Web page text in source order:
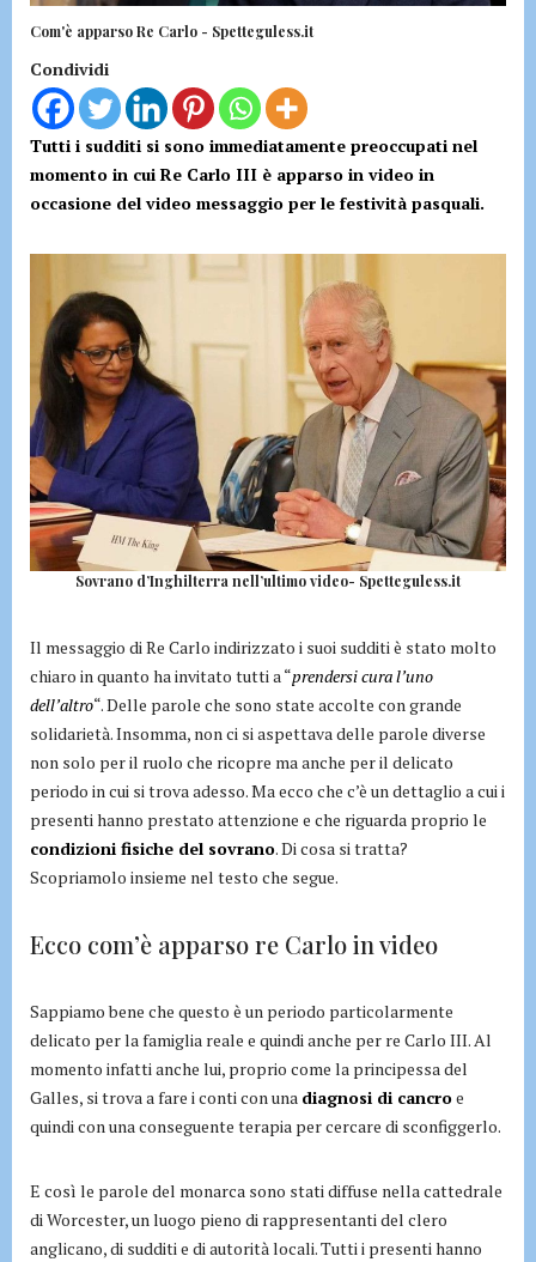
Com'è apparso Re Carlo - Spetteguless.it
Condividi
Tutti i sudditi si sono immediatamente preoccupati nel
momento in cui Re Carlo III è apparso in video in
occasione del video messaggio per le festività pasquali.
Sovrano d’Inghilterra nell’ultimo video- Spetteguless.it
Il messaggio di Re Carlo indirizzato i suoi sudditi è stato molto
chiaro in quanto ha invitato tutti a “prendersi cura l’uno
dell’altro“. Delle parole che sono state accolte con grande
solidarietà. Insomma, non ci si aspettava delle parole diverse
non solo per il ruolo che ricopre ma anche per il delicato
periodo in cui si trova adesso. Ma ecco che c’è un dettaglio a cui i
presenti hanno prestato attenzione e che riguarda proprio le
condizioni fisiche del sovrano. Di cosa si tratta?
Scopriamolo insieme nel testo che segue.
Ecco com’è apparso re Carlo in video
Sappiamo bene che questo è un periodo particolarmente
delicato per la famiglia reale e quindi anche per re Carlo III. Al
momento infatti anche lui, proprio come la principessa del
Galles, si trova a fare i conti con una diagnosi di cancroe
quindi con una conseguente terapia per cercare di sconfiggerlo.
E così le parole del monarca sono stati diffuse nella cattedrale
di Worcester, un luogo pieno di rappresentanti del clero
anglicano, di sudditi e di autorità locali. Tutti i presenti hanno